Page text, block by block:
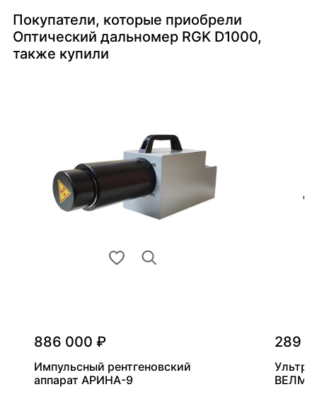
Покупатели, которые приобрели
Оптический дальномер RGK D1000,
также купили
886 000 ₽
Импульсный рентгеновский
аппарат АРИНА-9
289